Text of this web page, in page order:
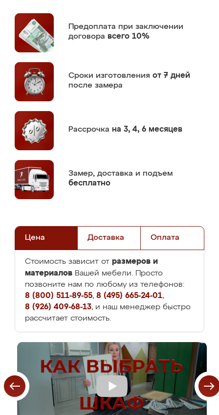
Предоплата при заключении
договора всего 10%
Сроки изготовления от 7 дней
после замера
Рассрочка на 3, 4, 6 месяцев
Замер, доставка и подъем
бесплатно
Цена Доставка Оплата
Стоимость зависит от размеров и
материалов Вашей мебели. Просто
позвоните нам по любому из телефонов:
8 (800) 511-89-55, 8 (495) 665-24-01,
8 (926) 409-68-13, и наш менеджер быстро
рассчитает стоимость.